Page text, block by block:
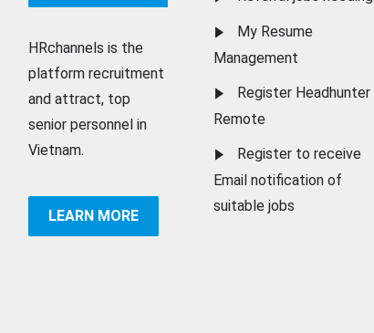
HRchannels is the
platform recruitment
and attract, top
senior personnel in
Vietnam.
LEARN MORE
My Resume
Management
Register Headhunter
Remote
Register to receive
Email notification of
suitable jobs